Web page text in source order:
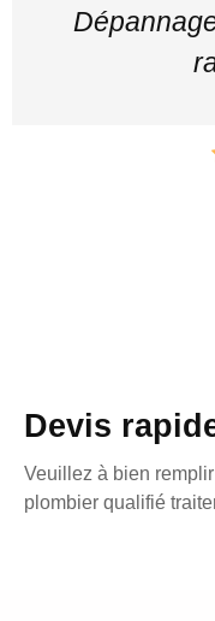
Devis
Veuillez à bien
plombier qualifié